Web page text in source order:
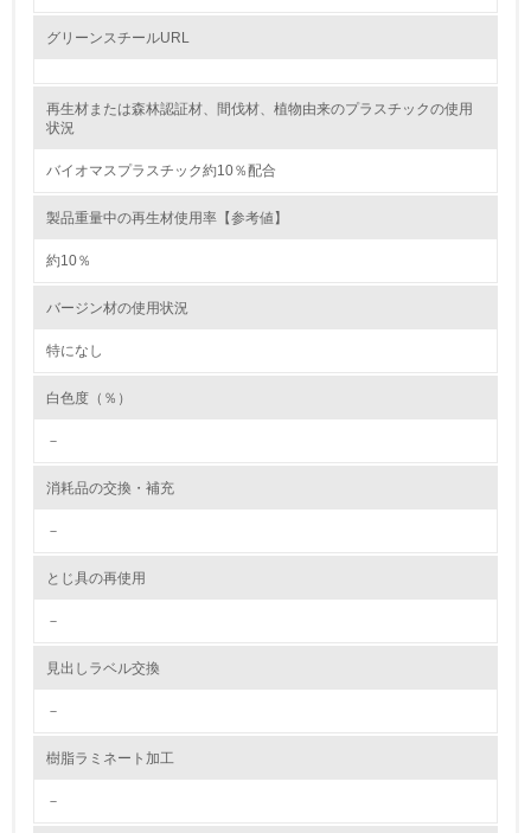
レベル2
5.
環境取り組み体制と成果を定期的に検証して次の活動に活
境対策を理解し、実践している
環境活動に関する規格やプログラムを導入している
第三者認証を取得している
油、ガス）の使用量削減の取り組みを行っている
グリーンスチールURL
再生材または森林認証材、間伐材、植物由来のプラスチックの使用
状況
バイオマスプラスチック約10％配合
製品重量中の再生材使用率【参考値】
約10％
バージン材の使用状況
特になし
白色度（％）
－
消耗品の交換・補充
－
とじ具の再使用
－
見出しラベル交換
－
樹脂ラミネート加工
－